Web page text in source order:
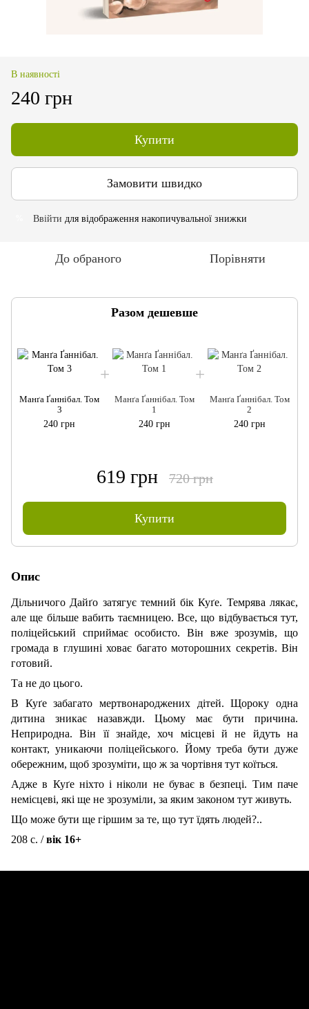
В наявності
240 грн
Купити
Замовити швидко
Ввійти для відображення накопичувальної знижки
До обраного Порівняти
Разом дешевше
Манґа Ґаннібал. Том
3
240 грн
Манґа Ґаннібал. Том
1
240 грн
Манґа Ґаннібал. Том
2
240 грн
619 грн 720 грн
Купити
Опис
Дільничого Дайґо затягує темний бік Куґе. Темрява лякає,
але ще більше вабить таємницею. Все, що відбувається тут,
поліцейський сприймає особисто. Він вже зрозумів, що
громада в глушині ховає багато моторошних секретів. Він
готовий.
Та не до цього.
В Куґе забагато мертвонароджених дітей. Щороку одна
дитина зникає назавжди. Цьому має бути причина.
Неприродна. Він її знайде, хоч місцеві й не йдуть на
контакт, уникаючи поліцейського. Йому треба бути дуже
обережним, щоб зрозуміти, що ж за чортівня тут коїться.
Адже в Куґе ніхто і ніколи не буває в безпеці. Тим паче
немісцеві, які ще не зрозуміли, за яким законом тут живуть.
Що може бути ще гіршим за те, що тут їдять людей?..
208 с. /вік 16+